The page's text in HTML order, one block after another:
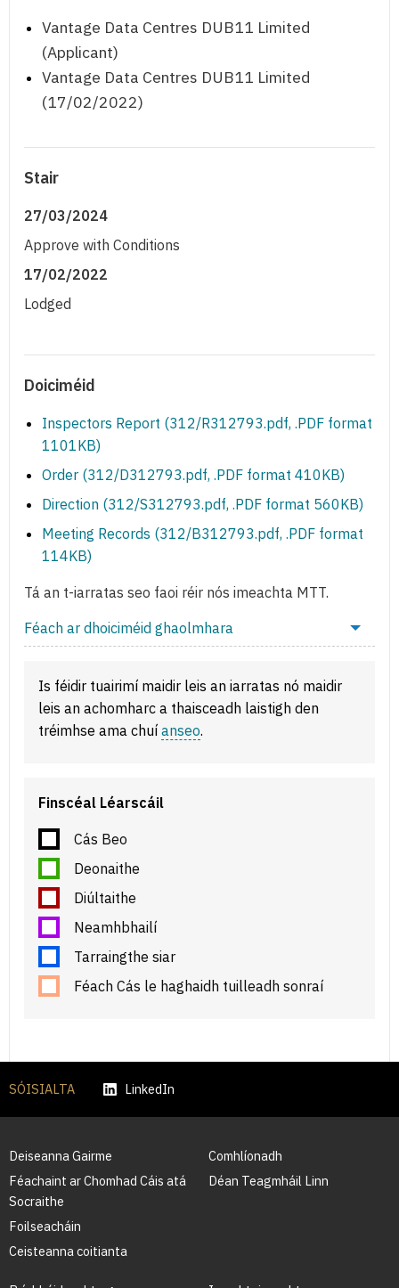
Vantage Data Centres DUB11 Limited
(Applicant)
Vantage Data Centres DUB11 Limited
(17/02/2022)
Stair
27/03/2024
Approve with Conditions
17/02/2022
Lodged
Doiciméid
Inspectors Report (312/R312793.pdf, .PDF format
1101KB)
Order (312/D312793.pdf, .PDF format 410KB)
Direction (312/S312793.pdf, .PDF format 560KB)
Meeting Records (312/B312793.pdf, .PDF format
114KB)
Tá an t-iarratas seo faoi réir nós imeachta MTT.
Féach ar dhoiciméid ghaolmhara
Is féidir tuairimí maidir leis an iarratas nó maidir
leis an achomharc a thaisceadh laistigh den
tréimhse ama chuí anseo.
Finscéal Léarscáil
Cás Beo
Deonaithe
Diúltaithe
Neamhbhailí
Tarraingthe siar
Féach Cás le haghaidh tuilleadh sonraí
SÓISIALTA LinkedIn
Deiseanna Gairme
Féachaint ar Chomhad Cáis atá
Socraithe
Foilseacháin
Ceisteanna coitianta
Comhlíonadh
Déan Teagmháil Linn